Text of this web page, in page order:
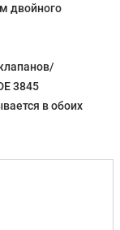
двойного
3845
в обоих